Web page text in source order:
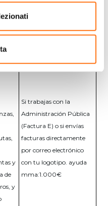
Factura electrónica
y
de
y
Si trabajas con la
Administración Pública
(Factura E) o si envías
facturas directamente
por correo electrónico
con tu logotipo. ayuda
mma:1.000€